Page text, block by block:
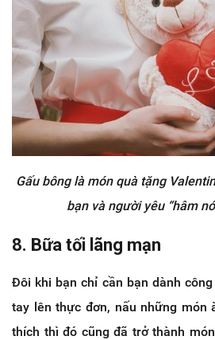
Gấu bông là món quà tặng
bạn và người yêu “hâm
8. Bữa tối lãng mạn
Đôi khi bạn chỉ cần bạn dành
tay lên thực đơn, nấu những món
thích thì đó cũng đã trở thành